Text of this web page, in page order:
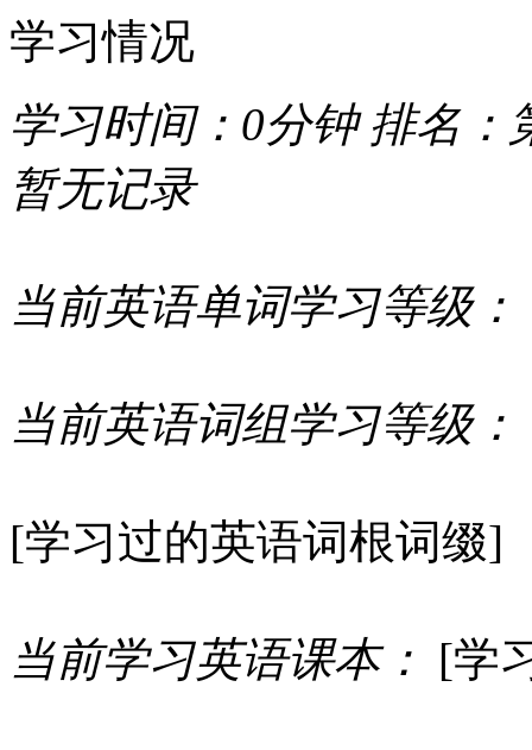
学习情况
学习时间： 0分钟 排名：
暂无记录
当前英语单词学习等级：
当前英语词组学习等级：
[学习过的英语词根词缀]
当前学习英语课本： [学